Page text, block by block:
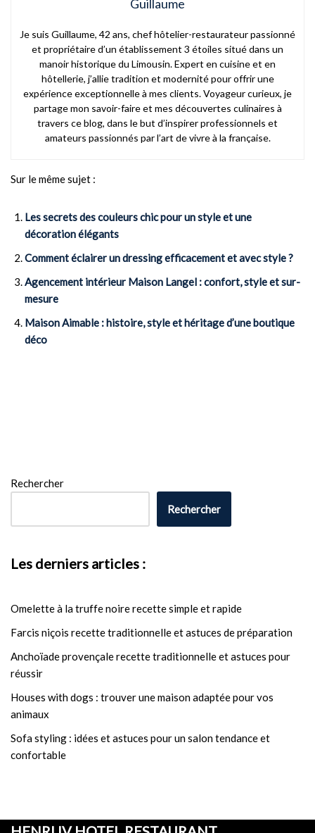
Guillaume
Je suis Guillaume, 42 ans, chef hôtelier-restaurateur passionné
et propriétaire d’un établissement 3 étoiles situé dans un
manoir historique du Limousin. Expert en cuisine et en
hôtellerie, j’allie tradition et modernité pour offrir une
expérience exceptionnelle à mes clients. Voyageur curieux, je
partage mon savoir-faire et mes découvertes culinaires à
travers ce blog, dans le but d’inspirer professionnels et
amateurs passionnés par l’art de vivre à la française.
Sur le même sujet :
Les secrets des couleurs chic pour un style et une
décoration élégants
Comment éclairer un dressing efficacement et avec style ?
Agencement intérieur Maison Langel : confort, style et sur-
mesure
Maison Aimable : histoire, style et héritage d’une boutique
déco
Rechercher
Rechercher
Les derniers articles :
Omelette à la truffe noire recette simple et rapide
Farcis niçois recette traditionnelle et astuces de préparation
Anchoïade provençale recette traditionnelle et astuces pour
réussir
Houses with dogs : trouver une maison adaptée pour vos
animaux
Sofa styling : idées et astuces pour un salon tendance et
confortable